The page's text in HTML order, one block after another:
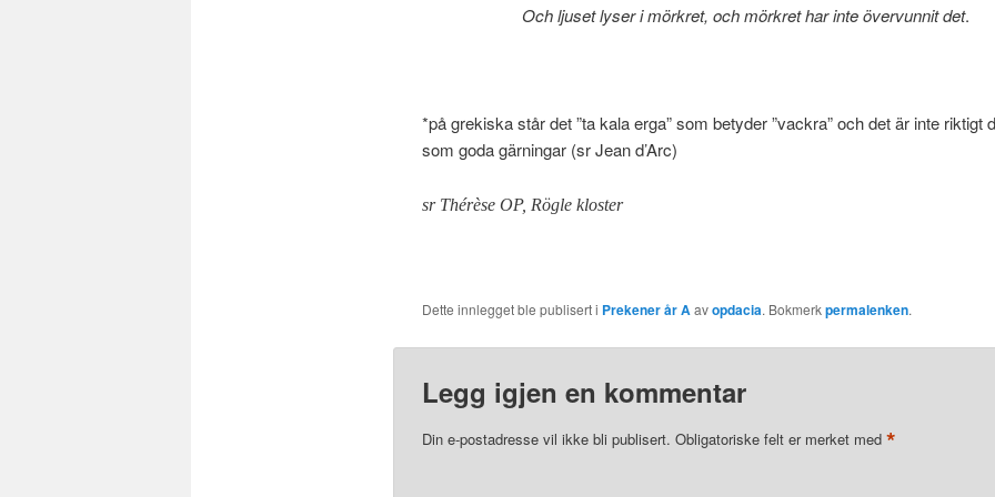
Och ljuset lyser i mörkret, och mörkret har inte övervunnit det.
*på grekiska står det ”ta kala erga” som betyder ”vackra” och det är inte riktigt
som goda gärningar (sr Jean d’Arc)
sr Thérèse OP, Rögle kloster
Dette innlegget ble publisert i Prekener år Aavopdacia. Bokmerkpermalenken.
Legg igjen en kommentar
Din e-postadresse vil ikke bli publisert. Obligatoriske felt er merket med *